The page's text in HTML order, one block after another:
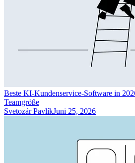
Beste KI-Kundenservice-Software in
Teamgröße
Svetozár PavlíkJuni 25, 2026